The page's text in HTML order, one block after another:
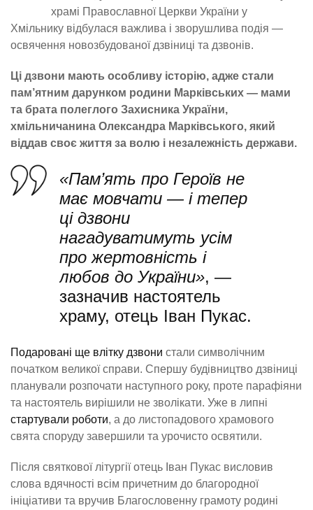
храмі Православної Церкви України у
Хмільнику відбулася важлива і зворушлива подія —
освячення новозбудованої дзвіниці та дзвонів.
Ці дзвони мають особливу історію, адже стали
пам’ятним дарунком родини Марківських — мами
та брата полеглого Захисника України,
хмільничанина Олександра Марківського, який
віддав своє життя за волю і незалежність держави.
«Пам’ять про Героїв не
має мовчати — і тепер
ці дзвони
нагадуватимуть усім
про жертовність і
любов до України», —
зазначив настоятель
храму, отець Іван Пукас.
Подаровані ще влітку дзвони стали символічним
початком великої справи. Спершу будівництво дзвіниці
планували розпочати наступного року, проте парафіяни
та настоятель вирішили не зволікати. Уже в липні
стартували роботи, а до листопадового храмового
свята споруду завершили та урочисто освятили.
Після святкової літургії отець Іван Пукас висловив
слова вдячності всім причетним до благородної
ініціативи та вручив Благословенну грамоту родині